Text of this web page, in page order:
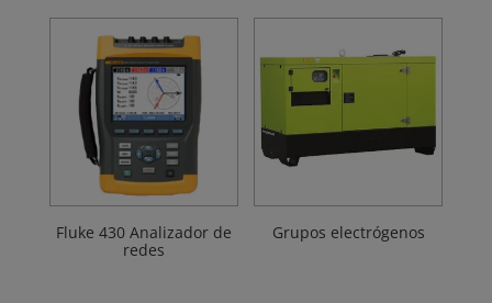
Fluke 430 Analizador de
redes
Grupos electrógenos